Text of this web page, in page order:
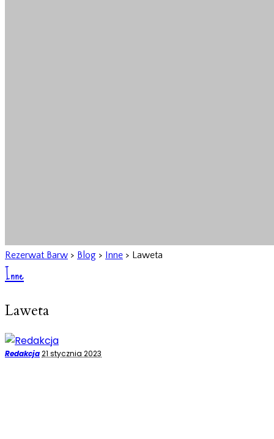
Rezerwat Barw > Blog > Inne > Laweta
Inne
Laweta
Posted
Redakcja21 stycznia 2023